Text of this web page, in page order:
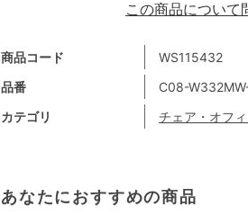
商品コード
WS115432
品番
C08-
カテゴリ
チェア・オフ
あなたにおすすめの商品
この商品について